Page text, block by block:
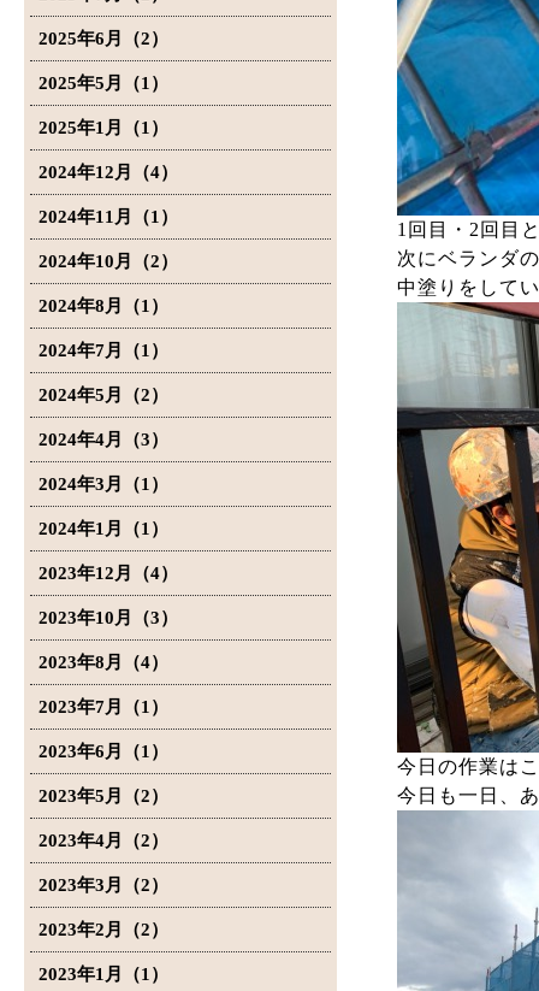
2025年6月（2）
2025年5月（1）
2025年1月（1）
2024年12月（4）
2024年11月（1）
2024年10月（2）
2024年8月（1）
2024年7月（1）
2024年5月（2）
2024年4月（3）
2024年3月（1）
2024年1月（1）
2023年12月（4）
2023年10月（3）
2023年8月（4）
2023年7月（1）
2023年6月（1）
2023年5月（2）
2023年4月（2）
2023年3月（2）
2023年2月（2）
2023年1月（1）
1回目・2回目
次にベランダ
中塗りをして
今日の作業は
今日も一日、